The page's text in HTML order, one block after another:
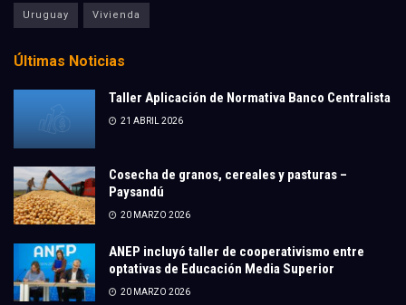
Uruguay Vivienda
Últimas Noticias
Taller Aplicación de Normativa Banco Centralista
21 ABRIL 2026
Cosecha de granos, cereales y pasturas –
Paysandú
20 MARZO 2026
ANEP incluyó taller de cooperativismo entre
optativas de Educación Media Superior
20 MARZO 2026